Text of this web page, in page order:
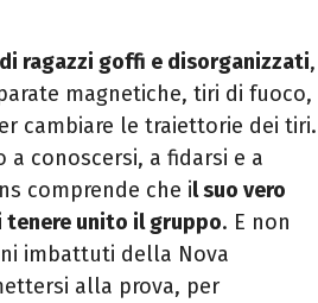
ragazzi goffi e disorganizzati,
magnetiche, tiri di fuoco,
cambiare le traiettorie dei tiri.
conoscersi, a fidarsi e a
comprende che il suo vero
tenere unito il gruppo. E non
imbattuti della Nova
alla prova, per